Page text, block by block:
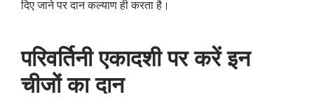
दिए जाने पर दान कल्याण ही करता है।
परिवर्तिनी एकादशी पर करें इन
चीजों का दान